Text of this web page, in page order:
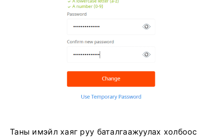
Таны имэйл хаяг руу баталгаажуулах холбоос